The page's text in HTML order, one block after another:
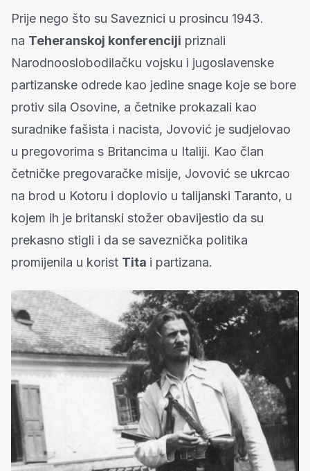
Prije nego što su Saveznici u prosincu 1943.
na Teheranskoj konferenciji priznali
Narodnooslobodilačku vojsku i jugoslavenske
partizanske odrede kao jedine snage koje se bore
protiv sila Osovine, a četnike prokazali kao
suradnike fašista i nacista, Jovović je sudjelovao
u pregovorima s Britancima u Italiji. Kao član
četničke pregovaračke misije, Jovović se ukrcao
na brod u Kotoru i doplovio u talijanski Taranto, u
kojem ih je britanski stožer obavijestio da su
prekasno stigli i da se saveznička politika
promijenila u korist Tita i partizana.